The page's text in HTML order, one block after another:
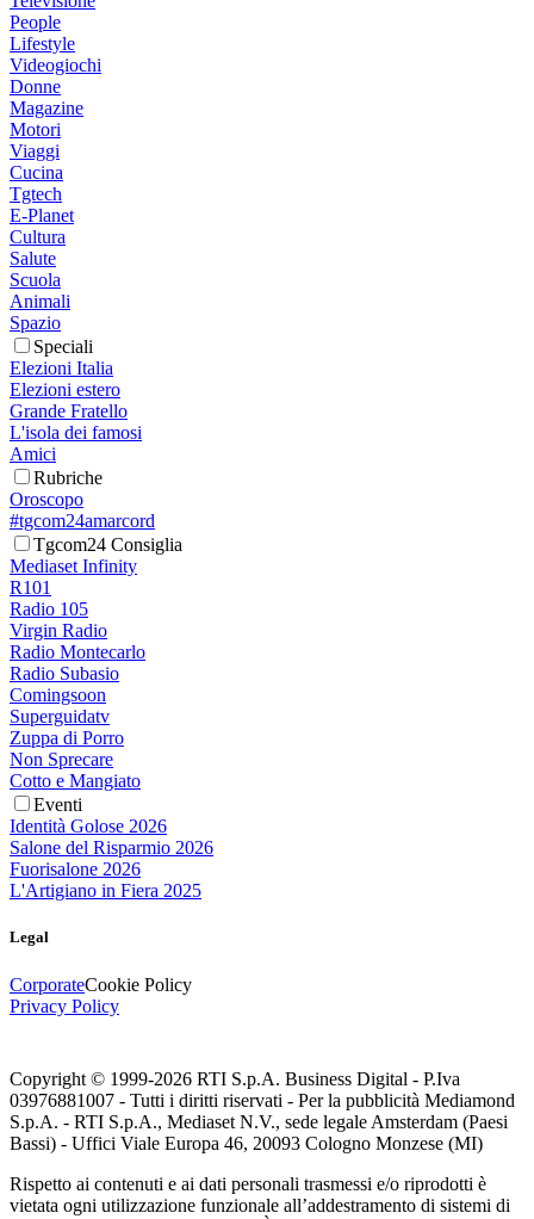
People
Lifestyle
Videogiochi
Donne
Magazine
Motori
Viaggi
Cucina
Tgtech
E-Planet
Cultura
Salute
Scuola
Animali
Spazio
Speciali
Elezioni Italia
Elezioni estero
Grande Fratello
L'isola dei famosi
Amici
Rubriche
Oroscopo
#tgcom24amarcord
Tgcom24 Consiglia
Mediaset Infinity
R101
Radio 105
Virgin Radio
Radio Montecarlo
Radio Subasio
Comingsoon
Superguidatv
Zuppa di Porro
Non Sprecare
Cotto e Mangiato
Eventi
Identità Golose 2026
Salone del Risparmio 2026
Fuorisalone 2026
L'Artigiano in Fiera 2025
Legal
CorporateCookie Policy
Privacy Policy
Copyright © 1999-2026 RTI S.p.A. Business Digital - P.Iva
03976881007 - Tutti i diritti riservati - Per la pubblicità Mediamond
S.p.A. - RTI S.p.A., Mediaset N.V., sede legale Amsterdam (Paesi
Bassi) - Uffici Viale Europa 46, 20093 Cologno Monzese (MI)
Rispetto ai contenuti e ai dati personali trasmessi e/o riprodotti è
vietata ogni utilizzazione funzionale all’addestramento di sistemi di